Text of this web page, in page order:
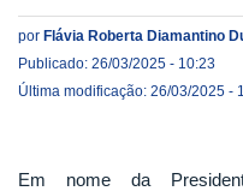
por Flávia Roberta Diamantino
Publicado: 26/03/2025 - 10:23
Última modificação: 26/03/2025 -
Em nome da